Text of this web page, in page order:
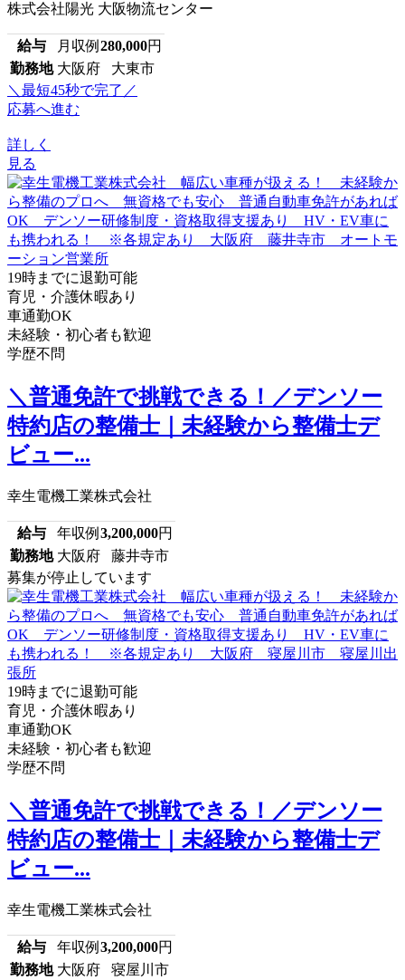
株式会社陽光 大阪物流センター
給与 月収例 280,000円
勤務地 大阪府 大東市
＼最短45秒で完了／
応募へ進む
詳しく
見る
19時までに退勤可能
育児・介護休暇あり
車通勤OK
未経験・初心者も歓迎
学歴不問
＼普通免許で挑戦できる！／デンソー
特約店の整備士｜未経験から整備士デ
ビュー...
幸生電機工業株式会社
給与 年収例 3,200,000円
勤務地 大阪府 藤井寺市
募集が停止しています
19時までに退勤可能
育児・介護休暇あり
車通勤OK
未経験・初心者も歓迎
学歴不問
＼普通免許で挑戦できる！／デンソー
特約店の整備士｜未経験から整備士デ
ビュー...
幸生電機工業株式会社
給与 年収例 3,200,000円
勤務地 大阪府 寝屋川市